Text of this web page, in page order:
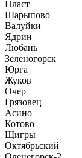
Пласт
Шарыпово
Валуйки
Ядрин
Любань
Зеленогорск
Юрга
Жуков
Очер
Грязовец
Асино
Котово
Щигры
Октябрьский